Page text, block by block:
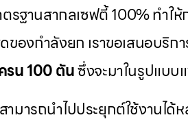
รฐานสากลเซฟตี้ 100% ทำให้
องกำลังยก เราขอเสนอบริก
รน 100 ตันซึ่งจะมาในรูปแบบ
ามารถนำไปประยุกต์ใช้งานได้